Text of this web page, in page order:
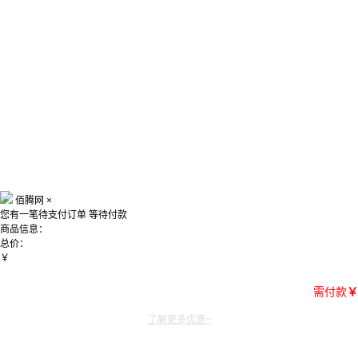
佰腾网 ×
您有一笔待支付订单 等待付款
商品信息：
总价：
￥
需付款￥
了解更多优惠~